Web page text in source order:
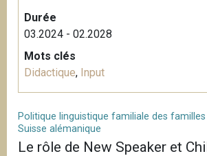
Durée
03.2024 - 02.2028
Mots clés
Didactique, Input
Politique linguistique familiale des
Suisse alémanique
Le rôle de New Speaker et